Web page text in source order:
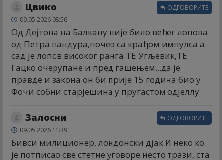
Цвико
09.05.2026 08:56
Од Дејтона на Балкану није било већег лопова
од Петра пандура,почео са крађом импулса а
сад је лопов високог ранга.ТЕ Угљевик,ТЕ
Гацко очерупане и пред гашењем...да је
правде и закона он би прије 15 година био у
Фочи собни старјешина у пругастом одјеллу
ОДГОВОРИТЕ
Залосни
09.05.2026 11:39
Бивси милиционер, лондонски дјак И неко ко
је потписао све стетне уговоре несто трази, ста
ОДГОВОРИТЕ